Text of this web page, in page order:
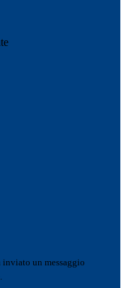
inviato un messaggio